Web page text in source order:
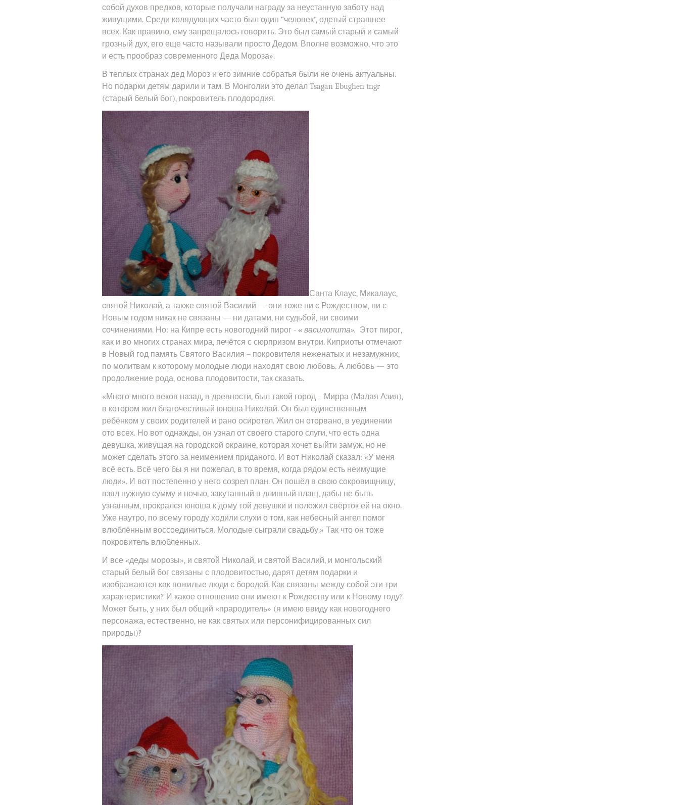
собой духов предков, которые получали награду за неустанную заботу над
живущими. Среди колядующих часто был один “человек”, одетый страшнее
всех. Как правило, ему запрещалось говорить. Это был самый старый и самый
грозный дух, его еще часто называли просто Дедом. Вполне возможно, что это
и есть прообраз современного Деда Мороза».
В теплых странах дед Мороз и его зимние собратья были не очень актуальны.
Но подарки детям дарили и там. В Монголии это делал Tsagan Ebughen tngr
(старый белый бог), покровитель плодородия.
Санта Клаус, Микалаус,
святой Николай, а также святой Василий — они тоже ни с Рождеством, ни с
Новым годом никак не связаны — ни датами, ни судьбой, ни своими
сочинениями. Но: на Кипре есть новогодний пирог - « василопита». Этот пирог,
как и во многих странах мира, печётся с сюрпризом внутри. Киприоты отмечают
в Новый год память Святого Василия – покровителя неженатых и незамужних,
по молитвам к которому молодые люди находят свою любовь. А любовь — это
продолжение рода, основа плодовитости, так сказать.
«Много-много веков назад, в древности, был такой город – Мирра (Малая Азия),
в котором жил благочестивый юноша Николай. Он был единственным
ребёнком у своих родителей и рано осиротел. Жил он оторвано, в уединении
ото всех. Но вот однажды, он узнал от своего старого слуги, что есть одна
девушка, живущая на городской окраине, которая хочет выйти замуж, но не
может сделать этого за неимением приданого. И вот Николай сказал: «У меня
всё есть. Всё чего бы я ни пожелал, в то время, когда рядом есть неимущие
люди». И вот постепенно у него созрел план. Он пошёл в свою сокровищницу,
взял нужную сумму и ночью, закутанный в длинный плащ, дабы не быть
узнанным, прокрался юноша к дому той девушки и положил свёрток ей на окно.
Уже наутро, по всему городу ходили слухи о том, как небесный ангел помог
влюблённым воссоединиться. Молодые сыграли свадьбу.» Так что он тоже
покровитель влюбленных.
И все «деды морозы», и святой Николай, и святой Василий, и монгольский
старый белый бог связаны с плодовитостью, дарят детям подарки и
изображаются как пожилые люди с бородой. Как связаны между собой эти три
характеристики? И какое отношение они имеют к Рождеству или к Новому году?
Может быть, у них был общий «прародитель» (я имею ввиду как новогоднего
персонажа, естественно, не как святых или персонифицированных сил
природы)?